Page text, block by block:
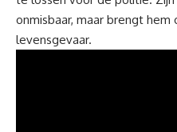
onmisbaar, maar brengt hem
levensgevaar.